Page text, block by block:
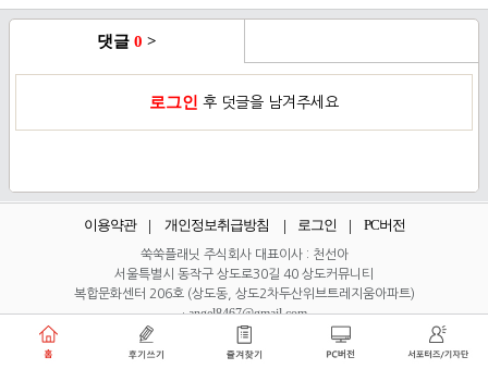
댓글 0 >
로그인 후 덧글을 남겨주세요
이용약관 개인정보취급방침 로그인 PC버전
쑥쑥플래닛 주식회사 대표이사 : 천선아
서울특별시 동작구 상도로30길 40 상도커뮤니티
복합문화센터 206호 (상도동, 상도2차두산위브트레지움아파트)
·angel8467@gmail.com